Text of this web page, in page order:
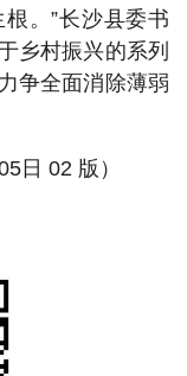
。”长沙县委书
乡村振兴的系列
争全面消除薄弱
日 02 版）